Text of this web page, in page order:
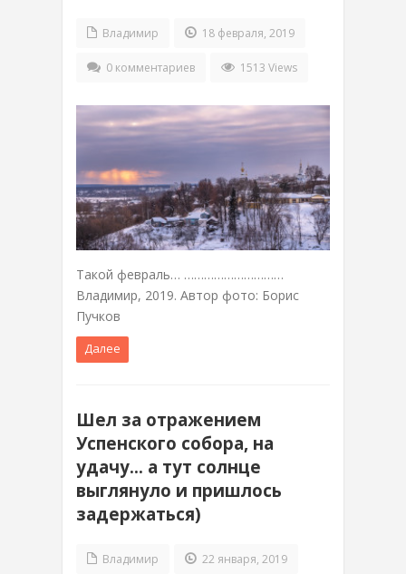
Владимир 18 февраля, 2019
0 комментариев 1513 Views
Такой февраль… …………………………
Владимир, 2019. Автор фото: Борис
Пучков
Далее
Шел за отражением
Успенского собора, на
удачу… а тут солнце
выглянуло и пришлось
задержаться)
Владимир 22 января, 2019